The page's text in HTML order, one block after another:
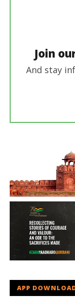
Join
And stay
APP